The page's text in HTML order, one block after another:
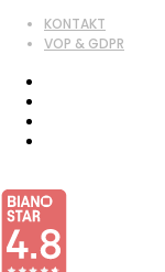
KONTAKT
VOP & GDPR